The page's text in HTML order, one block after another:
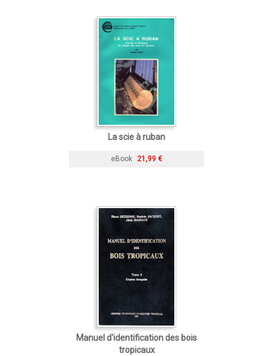
La scie à ruban
eBook 21,99 €
Manuel d'identification des bois
tropicaux